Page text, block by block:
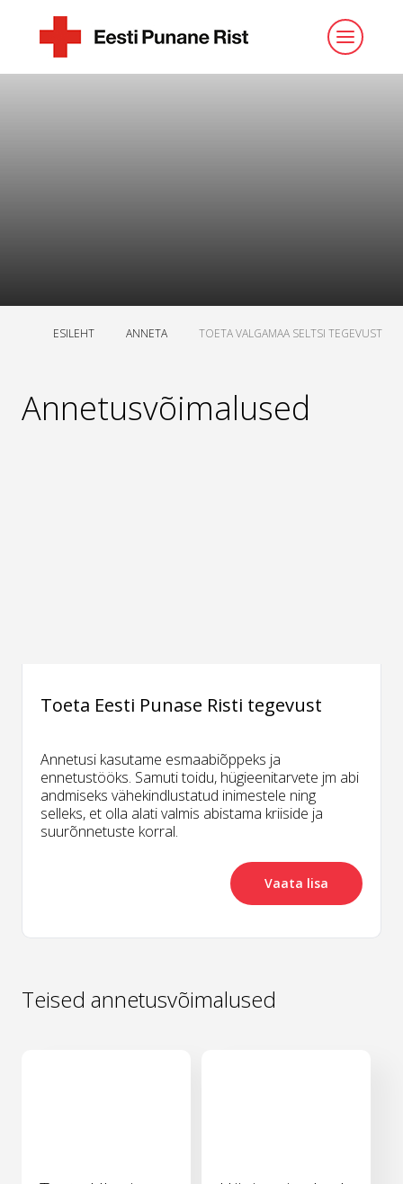
ESILEHT ANNETA TOETA VALGAMAA SELTSI TEGEVUST
Annetusvõimalused
Toeta Eesti Punase Risti tegevust
Annetusi kasutame esmaabiõppeks ja
ennetustööks. Samuti toidu, hügieenitarvete jm abi
andmiseks vähekindlustatud inimestele ning
selleks, et olla alati valmis abistama kriiside ja
suurõnnetuste korral.
Vaata lisa
Teised annetusvõimalused